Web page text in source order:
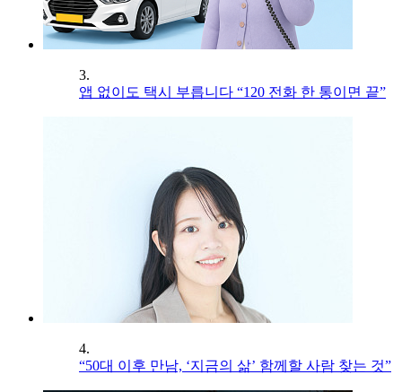
3.
앱 없이도 택시 부릅니다 “120 전화 한 통이면 끝”
4.
“50대 이후 만남, ‘지금의 삶’ 함께할 사람 찾는 것”